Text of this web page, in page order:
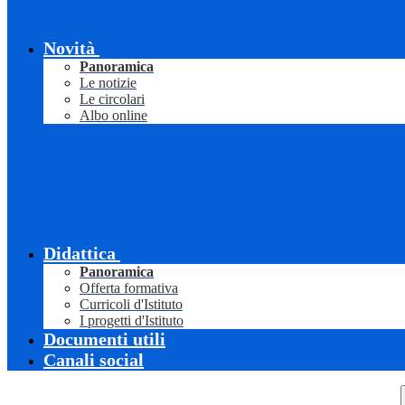
Novità
Panoramica
Le notizie
Le circolari
Albo online
Didattica
Panoramica
Offerta formativa
Curricoli d'Istituto
I progetti d'Istituto
Documenti utili
Canali social